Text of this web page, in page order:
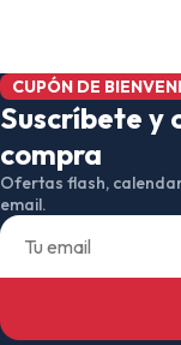
CUPÓN DE
Suscríbete y
compra
Ofertas flash,
email.